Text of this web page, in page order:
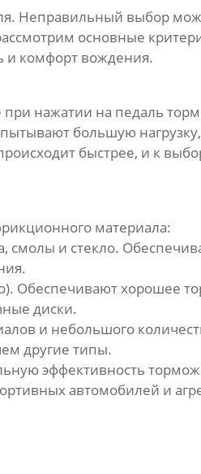
Неправильный выбор
основные
и комфорт вождения.
нажатии на педаль
большую
быстрее, и к
материала:
смолы и стекло.
Обеспечивают хорошее
диски.
и небольшого
другие типы.
эффективность
автомобилей и